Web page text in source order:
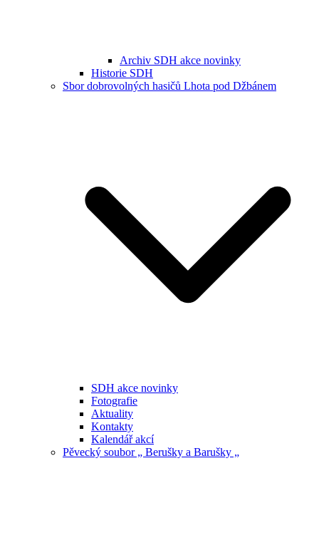
Archiv SDH akce novinky
Historie SDH
Sbor dobrovolných hasičů Lhota pod Džbánem
SDH akce novinky
Fotografie
Aktuality
Kontakty
Kalendář akcí
Pěvecký soubor „ Berušky a Barušky „